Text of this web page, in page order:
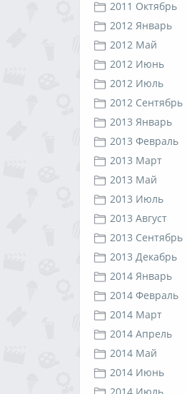
2011 Октябрь
2012 Январь
2012 Май
2012 Июнь
2012 Июль
2012 Сентябрь
2013 Январь
2013 Февраль
2013 Март
2013 Май
2013 Июль
2013 Август
2013 Сентябрь
2013 Декабрь
2014 Январь
2014 Февраль
2014 Март
2014 Апрель
2014 Май
2014 Июнь